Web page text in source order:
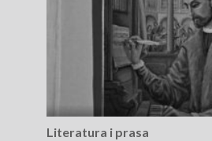
Literatura i prasa